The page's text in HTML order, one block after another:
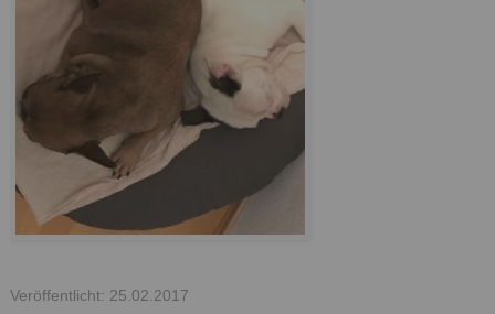
Veröffentlicht: 25.02.2017